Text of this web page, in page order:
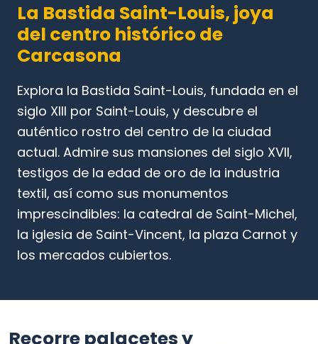
La Bastida Saint-Louis, joya
del centro histórico de
Carcasona
Explora la Bastida Saint-Louis, fundada en el
siglo XIII por Saint-Louis, y descubre el
auténtico rostro del centro de la ciudad
actual. Admire sus mansiones del siglo XVII,
testigos de la edad de oro de la industria
textil, así como sus monumentos
imprescindibles: la catedral de Saint-Michel,
la iglesia de Saint-Vincent, la plaza Carnot y
los mercados cubiertos.
Recorre palacetes y